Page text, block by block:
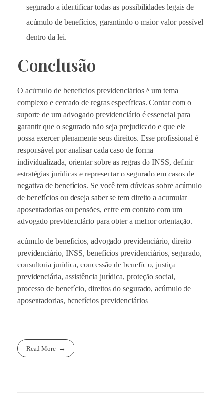
segurado a identificar todas as possibilidades legais de
acúmulo de benefícios, garantindo o maior valor possível
dentro da lei.
Conclusão
O acúmulo de benefícios previdenciários é um tema
complexo e cercado de regras específicas. Contar com o
suporte de um advogado previdenciário é essencial para
garantir que o segurado não seja prejudicado e que ele
possa exercer plenamente seus direitos. Esse profissional é
responsável por analisar cada caso de forma
individualizada, orientar sobre as regras do INSS, definir
estratégias jurídicas e representar o segurado em casos de
negativa de benefícios. Se você tem dúvidas sobre acúmulo
de benefícios ou deseja saber se tem direito a acumular
aposentadorias ou pensões, entre em contato com um
advogado previdenciário para obter a melhor orientação.
acúmulo de benefícios, advogado previdenciário, direito
previdenciário, INSS, benefícios previdenciários, segurado,
consultoria jurídica, concessão de benefício, justiça
previdenciária, assistência jurídica, proteção social,
processo de benefício, direitos do segurado, acúmulo de
aposentadorias, benefícios previdenciários
Read More